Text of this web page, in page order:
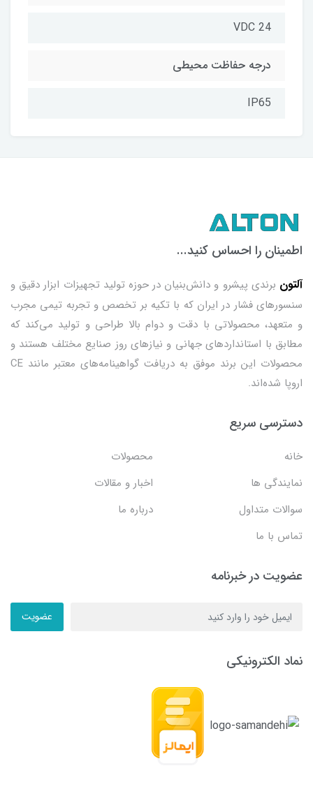
24 VDC
درجه حفاظت محیطی
IP65
اطمینان را احساس کنید...
آلتون برندی پیشرو و دانش‌بنیان در حوزه تولید تجهیزات ابزار دقیق و
سنسورهای فشار در ایران که با تکیه بر تخصص و تجربه تیمی مجرب
و متعهد، محصولاتی با دقت و دوام بالا طراحی و تولید می‌کند که
مطابق با استانداردهای جهانی و نیازهای روز صنایع مختلف هستند و
محصولات این برند موفق به دریافت گواهینامه‌های معتبر مانند CE
اروپا شده‌اند.
دسترسی سریع
خانه
محصولات
نمایندگی ها
اخبار و مقالات
سوالات متداول
درباره ما
تماس با ما
عضویت در خبرنامه
عضویت
نماد الکترونیکی